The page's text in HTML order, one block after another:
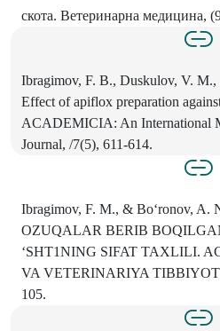
скота. Ветеринарна медицина,
Ibragimov, F. В., Duskulov, V.
Effect of apiflox preparation
ACADEMICIA: An International
Journal, /7(5), 611-614.
Ibragimov, F. M., & Bo‘ronov, A.
OZUQALAR BERIB
‘SHT1NING SIFAT TAXLILI.
VA VETERINARIYA
105.